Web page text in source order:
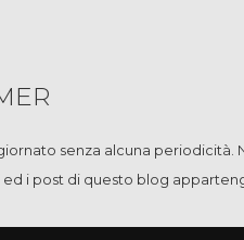
senza alcuna periodicità.
i post di questo blog